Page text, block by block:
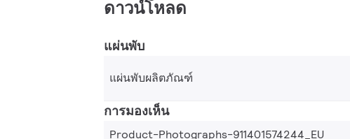
ดาวน์โหลด
แผ่นพับ
แผ่นพับผลิตภัณฑ์
การมองเห็น
Product-Photographs-911401574244_EU